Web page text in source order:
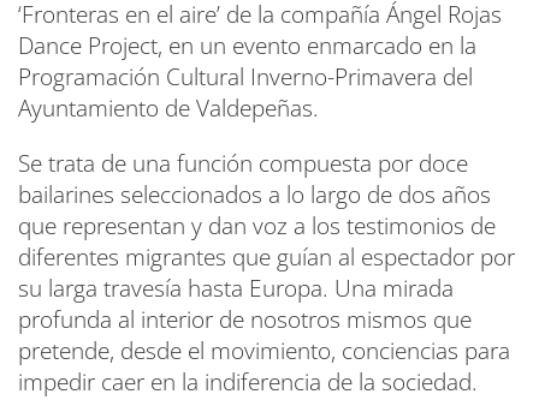
‘Fronteras en el aire’ de la compañía Ángel Rojas
Dance Project, en un evento enmarcado en la
Programación Cultural Inverno-Primavera del
Ayuntamiento de Valdepeñas.
Se trata de una función compuesta por doce
bailarines seleccionados a lo largo de dos años
que representan y dan voz a los testimonios de
diferentes migrantes que guían al espectador por
su larga travesía hasta Europa. Una mirada
profunda al interior de nosotros mismos que
pretende, desde el movimiento, conciencias para
impedir caer en la indiferencia de la sociedad.